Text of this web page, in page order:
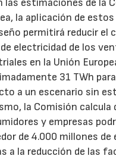
las estimaciones de la
la aplicación de
permitirá reducir el
electricidad de los
en la Unión
31 TWh
a un escenario sin
la Comisión calcula
y empresas
de 4.000 millones de
a la reducción de las